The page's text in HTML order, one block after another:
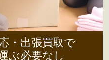
・出張買取で
ぶ必要なし